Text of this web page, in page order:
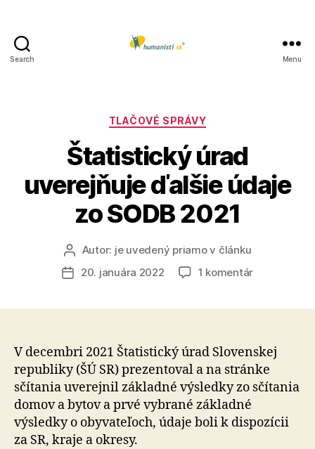
Search Menu
Kategórie
TLAČOVÉ SPRÁVY
Štatistický úrad
uverejňuje ďalšie údaje
zo SODB 2021
Autor
článku
Autor: je uvedený priamo v článku
Dátum
20. januára 2022 1 komentárna
údaje
zo
SODB
2021
V decembri 2021 Štatistický úrad Slovenskej
republiky (ŠÚ SR) prezentoval a na stránke
sčítania uverejnil základné výsledky zo sčítania
domov a bytov a prvé vybrané základné
výsledky o obyvateľoch, údaje boli k dispozícii
za SR, kraje a okresy.